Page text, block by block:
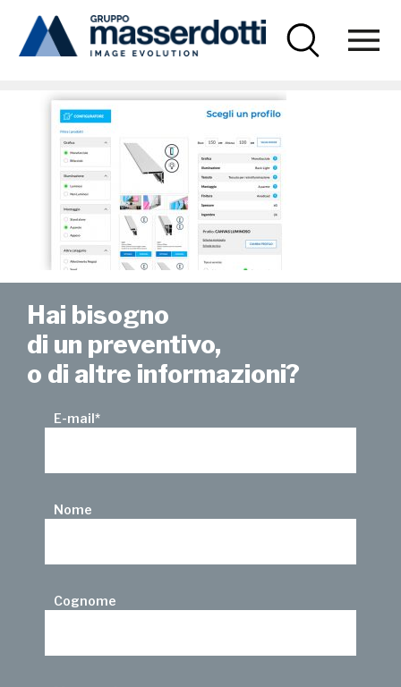
Hai bisogno
di un preventivo,
o di altre informazioni?
E-mail*
Nome
Cognome